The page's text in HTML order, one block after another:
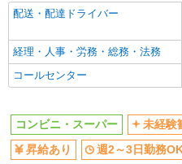
パート
マミープラス 西平井店
スーパーマー
＜パート
円〜 ★土曜
キープ
社会保険あり
同じ職種から求人を探す
販売・
同じ特徴から求人を探す
未経験歓迎
配送・配達ドライバー
経理・人事・労務・総務・法務
コールセンター
コンビニ・スーパー 未経験
昇給あり
週2～3日勤務